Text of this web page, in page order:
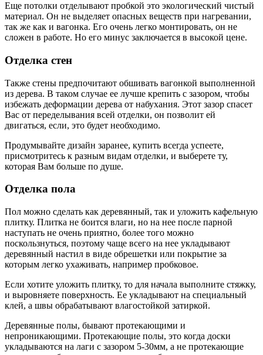
Еще потолки отделывают пробкой это экологический чистый
материал. Он не выделяет опасных веществ при нагревании,
так же как и вагонка. Его очень легко монтировать, он не
сложен в работе. Но его минус заключается в высокой цене.
Отделка стен
Также стены предпочитают обшивать вагонкой выполненной
из дерева. В таком случае ее лучше крепить с зазором, чтобы
избежать деформации дерева от набухания. Этот зазор спасет
Вас от переделывания всей отделки, он позволит ей
двигаться, если, это будет необходимо.
Продумывайте дизайн заранее, купить всегда успеете,
присмотритесь к разным видам отделки, и выберете ту,
которая Вам больше по душе.
Отделка пола
Пол можно сделать как деревянный, так и уложить кафельную
плитку. Плитка не боится влаги, но на нее после парной
наступать не очень приятно, более того можно
поскользнуться, поэтому чаще всего на нее укладывают
деревянный настил в виде обрешетки или покрытие за
которым легко ухаживать, например пробковое.
Если хотите уложить плитку, то для начала выполните стяжку,
и выровняете поверхность. Ее укладывают на специальный
клей, а швы обрабатывают влагостойкой затиркой.
Деревянные полы, бывают протекающими и
непроникающими. Протекающие полы, это когда доски
укладываются на лаги с зазором 5-30мм, а не протекающие